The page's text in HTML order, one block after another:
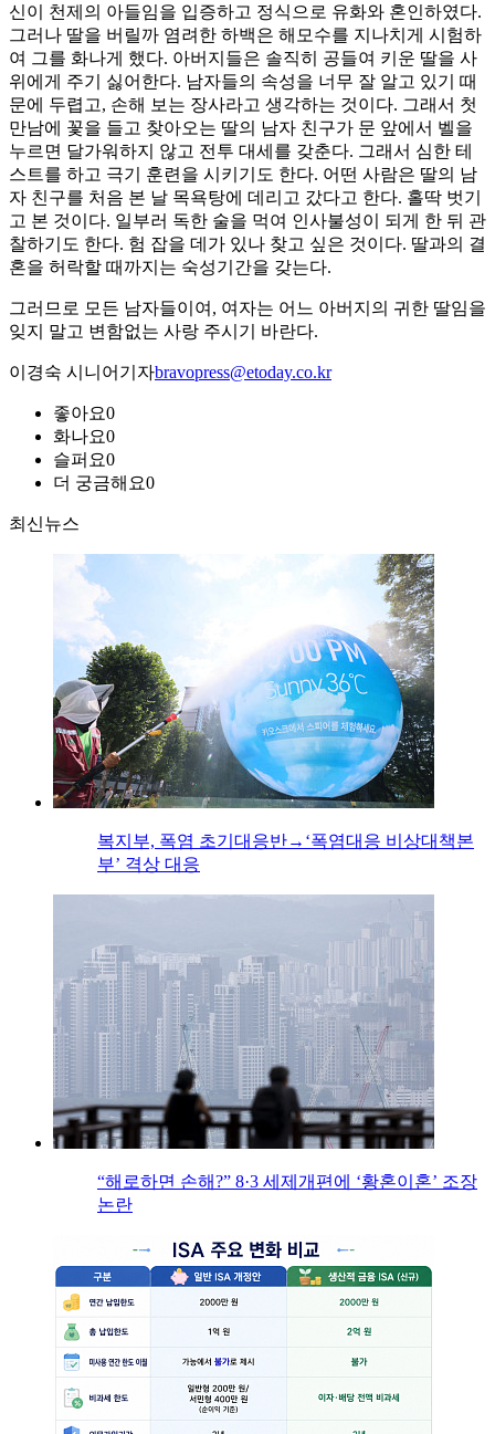
신이 천제의 아들임을 입증하고 정식으로 유화와 혼인하였다.
그러나 딸을 버릴까 염려한 하백은 해모수를 지나치게 시험하
여 그를 화나게 했다. 아버지들은 솔직히 공들여 키운 딸을 사
위에게 주기 싫어한다. 남자들의 속성을 너무 잘 알고 있기 때
문에 두렵고, 손해 보는 장사라고 생각하는 것이다. 그래서 첫
만남에 꽃을 들고 찾아오는 딸의 남자 친구가 문 앞에서 벨을
누르면 달가워하지 않고 전투 대세를 갖춘다. 그래서 심한 테
스트를 하고 극기 훈련을 시키기도 한다. 어떤 사람은 딸의 남
자 친구를 처음 본 날 목욕탕에 데리고 갔다고 한다. 홀딱 벗기
고 본 것이다. 일부러 독한 술을 먹여 인사불성이 되게 한 뒤 관
찰하기도 한다. 험 잡을 데가 있나 찾고 싶은 것이다. 딸과의 결
혼을 허락할 때까지는 숙성기간을 갖는다.
그러므로 모든 남자들이여, 여자는 어느 아버지의 귀한 딸임을
잊지 말고 변함없는 사랑 주시기 바란다.
이경숙 시니어기자bravopress@etoday.co.kr
좋아요0
화나요0
슬퍼요0
더 궁금해요0
최신뉴스
복지부, 폭염 초기대응반→‘폭염대응 비상대책본
부’ 격상 대응
“해로하면 손해?” 8·3 세제개편에 ‘황혼이혼’ 조장
논란